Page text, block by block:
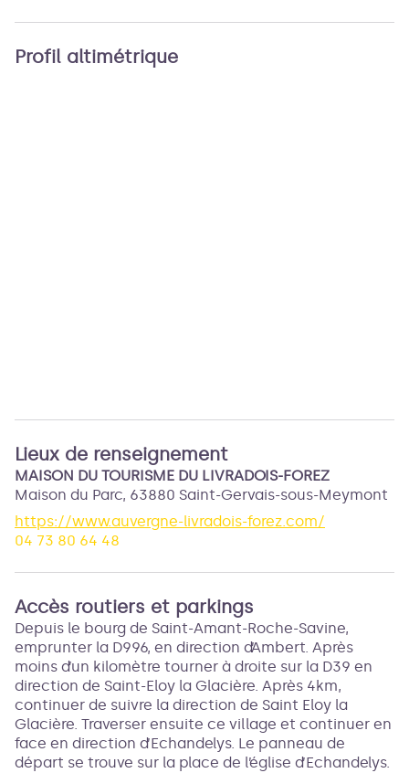
Profil altimétrique
Lieux de renseignement
MAISON DU TOURISME DU LIVRADOIS-FOREZ
Maison du Parc, 63880 Saint-Gervais-sous-Meymont
https://www.auvergne-livradois-forez.com/
04 73 80 64 48
Accès routiers et parkings
Depuis le bourg de Saint-Amant-Roche-Savine,
emprunter la D996, en direction d’Ambert. Après
moins d’un kilomètre tourner à droite sur la D39 en
direction de Saint-Eloy la Glacière. Après 4km,
continuer de suivre la direction de Saint Eloy la
Glacière. Traverser ensuite ce village et continuer en
face en direction d’Echandelys. Le panneau de
départ se trouve sur la place de l’église d’Echandelys.